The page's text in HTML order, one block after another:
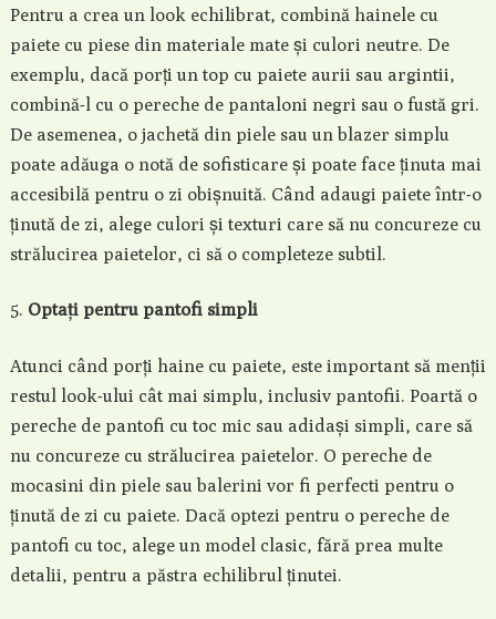
Pentru a crea un look echilibrat, combină hainele cu
paiete cu piese din materiale mate și culori neutre. De
exemplu, dacă porți un top cu paiete aurii sau argintii,
combină-l cu o pereche de pantaloni negri sau o fustă gri.
De asemenea, o jachetă din piele sau un blazer simplu
poate adăuga o notă de sofisticare și poate face ținuta mai
accesibilă pentru o zi obișnuită. Când adaugi paiete într-o
ținută de zi, alege culori și texturi care să nu concureze cu
strălucirea paietelor, ci să o completeze subtil.
Optați pentru pantofi simpli
Atunci când porți haine cu paiete, este important să menții
restul look-ului cât mai simplu, inclusiv pantofii. Poartă o
pereche de pantofi cu toc mic sau adidași simpli, care să
nu concureze cu strălucirea paietelor. O pereche de
mocasini din piele sau balerini vor fi perfecti pentru o
ținută de zi cu paiete. Dacă optezi pentru o pereche de
pantofi cu toc, alege un model clasic, fără prea multe
detalii, pentru a păstra echilibrul ținutei.